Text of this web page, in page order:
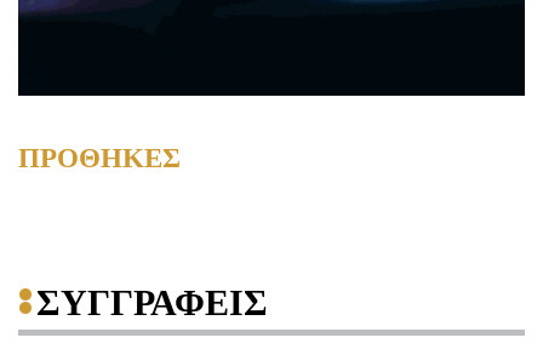
ΠΡΟΘΗΚΕΣ
ΣΥΓΓΡΑΦΕΙΣ